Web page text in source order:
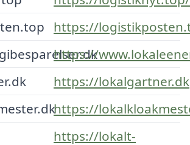
https://
https://
https://lokalgartner.dk
https://
https://lokalt-